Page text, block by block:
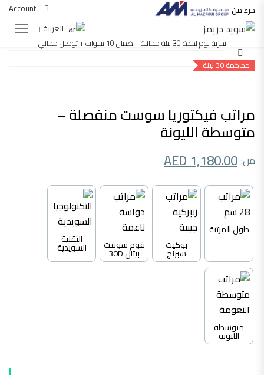
جزء من
العربية
تجربة نوم لمدة 30 ليلة مجانية + ضمان 10 سنوات + توصيل مجاني
محاكمة 30 ليلة
مراتب فيكتوريا سوست منفصلة –
متوسطة الليونة
AED1,180.00
طول المرتبة
بوكيت
سبرنج
فوم سوفت
بيتال 30D
التقنية
السويدية
متوسطة
الليونة